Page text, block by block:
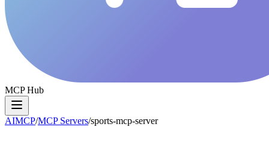
MCP Hub
AIMCP/MCP Servers/sports-mcp-server